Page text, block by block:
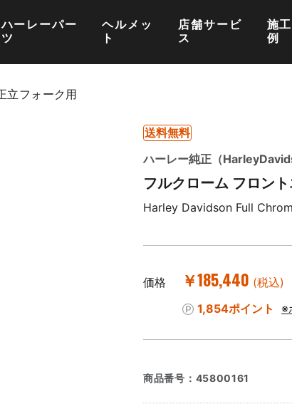
ハーレーパー
ツ
ヘルメッ
ト
店舗サービ
ス
施
例
立フォーク用
送料無料
ハーレー純正（
フルクローム フロン
Harley Davidson Full
価格 ￥185,440 (税込)
1,854ポイント
※
商品番号： 45800161